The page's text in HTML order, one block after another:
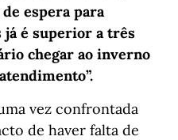
espera para
já é superior a três
chegar ao inverno
vez confrontada
de haver falta de